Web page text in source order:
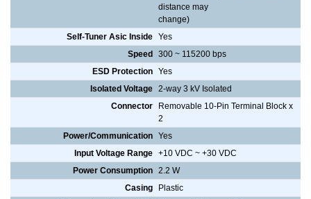
distance may
change)
Self-Tuner Asic Inside Yes
Speed
300 ~ 115200 bps
ESD Protection Yes
Isolated Voltage 2-way 3 kV Isolated
Connector
Removable 10-Pin Terminal Block x
2
Power/Communication Yes
Input Voltage Range +10 VDC ~ +30 VDC
Power Consumption 2.2 W
Casing
Plastic